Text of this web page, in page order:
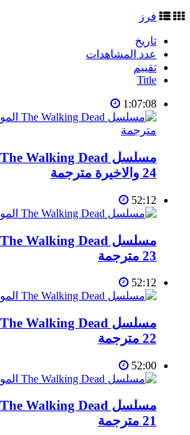
فرز
تاريخ
عدد المشاهدات
تقييم
Title
1:07:08
24 والاخيرة مترجمة
52:12
23 مترجمة
52:12
22 مترجمة
52:00
21 مترجمة